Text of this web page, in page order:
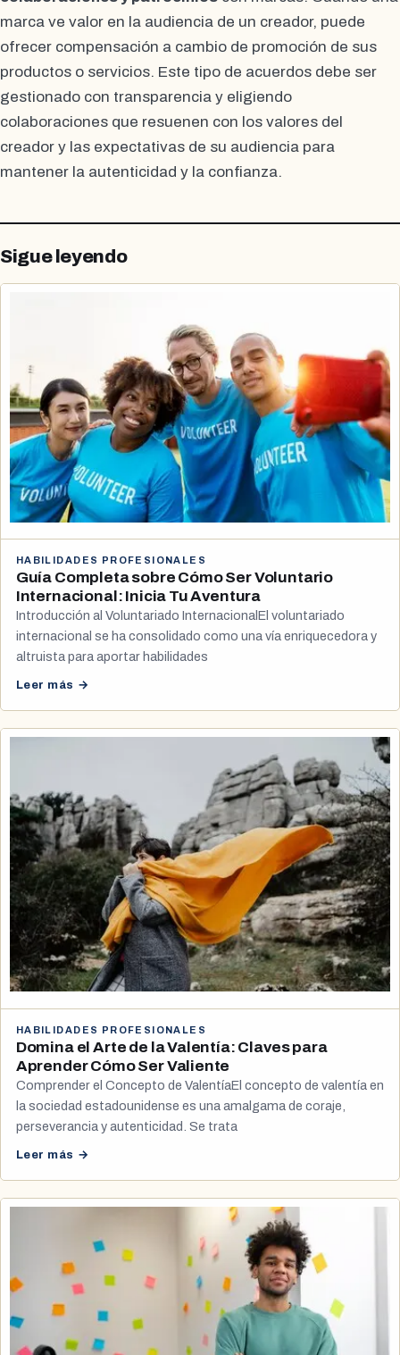
marca ve valor en la audiencia de un creador, puede
ofrecer compensación a cambio de promoción de sus
productos o servicios. Este tipo de acuerdos debe ser
gestionado con transparencia y eligiendo
colaboraciones que resuenen con los valores del
creador y las expectativas de su audiencia para
mantener la autenticidad y la confianza.
Sigue leyendo
HABILIDADES PROFESIONALES
Guía Completa sobre Cómo Ser Voluntario
Internacional: Inicia Tu Aventura
Introducción al Voluntariado InternacionalEl voluntariado
internacional se ha consolidado como una vía enriquecedora y
altruista para aportar habilidades
Leer más →
HABILIDADES PROFESIONALES
Domina el Arte de la Valentía: Claves para
Aprender Cómo Ser Valiente
Comprender el Concepto de ValentíaEl concepto de valentía en
la sociedad estadounidense es una amalgama de coraje,
perseverancia y autenticidad. Se trata
Leer más →